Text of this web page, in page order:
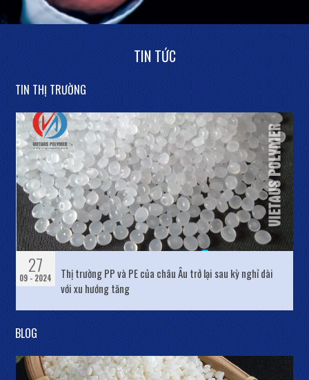
TIN TỨC
TIN THỊ TRƯỜNG
27
Thị trường PP và PE của châu Âu trở lại sau kỳ nghỉ dài
với xu hướng tăng
BLOG